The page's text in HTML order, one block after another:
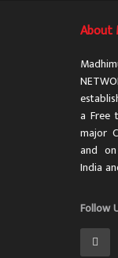
About
a Free
major
and
India
Follow